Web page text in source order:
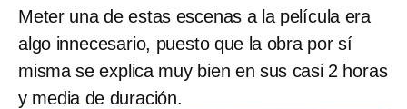
Meter una de estas escenas a la película era
algo innecesario, puesto que la obra por sí
misma se explica muy bien en sus casi 2 horas
y media de duración.